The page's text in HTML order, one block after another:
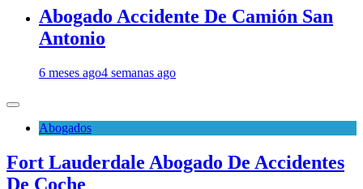
Abogado Accidente De Camión San
Antonio
6 meses ago4 semanas ago
Abogados
Fort Lauderdale Abogado De Accidentes
De Coche